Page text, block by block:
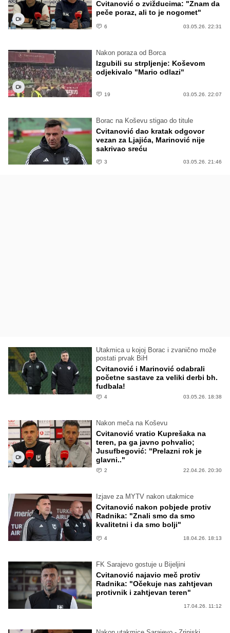
Cvitanović o zvižducima: "Znam da
peče poraz, ali to je nogomet"
6 03.05.26. 22:31
Nakon poraza od Borca
Izgubili su strpljenje: Koševom
odjekivalo "Mario odlazi"
19 03.05.26. 22:07
Borac na Koševu stigao do titule
Cvitanović dao kratak odgovor
vezan za Ljajića, Marinović nije
sakrivao sreću
3 03.05.26. 21:46
Utakmica u kojoj Borac i zvanično može
postati prvak BiH
Cvitanović i Marinović odabrali
početne sastave za veliki derbi bh.
fudbala!
4 03.05.26. 18:38
Nakon meča na Koševu
Cvitanović vratio Kuprešaka na
teren, pa ga javno pohvalio;
Jusufbegović: "Prelazni rok je
glavni.."
2 22.04.26. 20:30
Izjave za MYTV nakon utakmice
Cvitanović nakon pobjede protiv
Radnika: "Znali smo da smo
kvalitetni i da smo bolji"
4 18.04.26. 18:13
FK Sarajevo gostuje u Bijeljini
Cvitanović najavio meč protiv
Radnika: "Očekuje nas zahtjevan
protivnik i zahtjevan teren"
17.04.26. 11:12